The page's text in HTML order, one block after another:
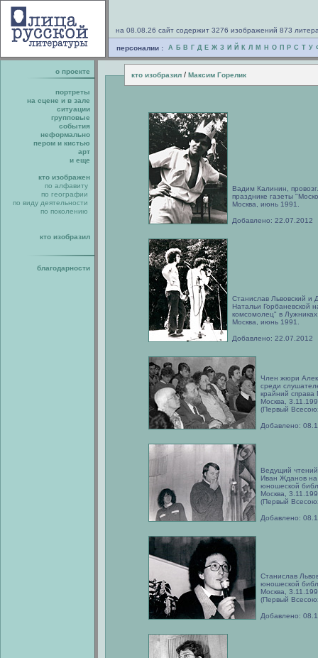
на 08.08.26 сайт содержит 3276 изображений 873
персоналии : А Б В Г Д Е Ж З И Й К Л М Н О П Р С Т У
о проекте кто изобразил / Максим Горелик
портреты
на сцене и в зале
ситуации
групповые
события
неформально
пером и кистью
арт
и еще
кто изображен
по алфавиту
по географии
по виду деятельности
по поколению
кто изобразил
благодарности
Вадим Калинин,
празднике газеты
Москва, июнь 1991.
Добавлено: 22.07.2012
Станислав Львовский и
Натальи Горбаневской
комсомолец" в
Москва, июнь 1991.
Добавлено: 22.07.2012
Член жюри
среди
крайний справа
Москва,
(Первый
Добавлено:
Ведущий
Иван Жданов на
юношеской
Москва,
(Первый
Добавлено:
Станислав
юношеской
Москва,
(Первый
Добавлено: